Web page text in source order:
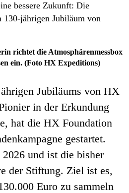
richtet die Atmosphärenmessbox
ein. (Foto HX Expeditions)
Jubiläums von HX
in der Erkundung
hat die HX Foundation
gestartet.
und ist die bisher
der Stiftung. Ziel ist es,
Euro zu sammeln